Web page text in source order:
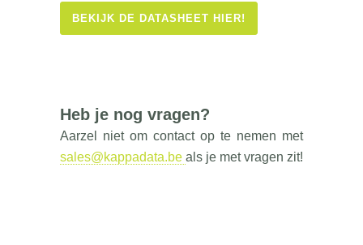
BEKIJK DE DATASHEET HIER!
Heb je nog vragen?
Aarzel niet om contact op te nemen met
sales@kappadata.be als je met vragen zit!